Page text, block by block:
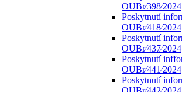
OUBr⁄398⁄2024
Poskytnutí
OUBr⁄418⁄2024
Poskytnutí
OUBr⁄437⁄2024
Poskytnutí
OUBr⁄441⁄2024
Poskytnutí